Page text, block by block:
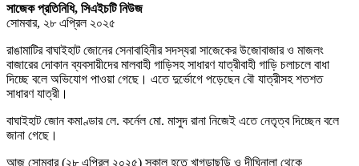
সাজেক প্রতিনিধি, সিএইচটি নিউজ
সোমবার, ২৮ এপ্রিল ২০২৫
রাঙামাটির বাঘাইহাট জোনের সেনাবাহিনীর সদস্যরা সাজেকের উজোবাজার ও মাজলং
বাজারের দোকান ব্যবসায়ীদের মালবাহী গাড়িসহ সাধারণ যাত্রীবাহী গাড়ি চলাচলে বাধা
দিচ্ছে বলে অভিযোগ পাওয়া গেছে। এতে দুর্ভোগে পড়েছেন বৌ যাত্রীসহ শতশত
সাধারণ যাত্রী।
বাঘাইহাট জোন কমাণ্ডার লে. কর্নেল মো. মাসুদ রানা নিজেই এতে নেতৃত্ব দিচ্ছেন বলে
জানা গেছে।
আজ সোমবার (২৮ এপ্রিল ২০২৫) সকাল হতে খাগড়াছড়ি ও দীঘিনালা থেকে